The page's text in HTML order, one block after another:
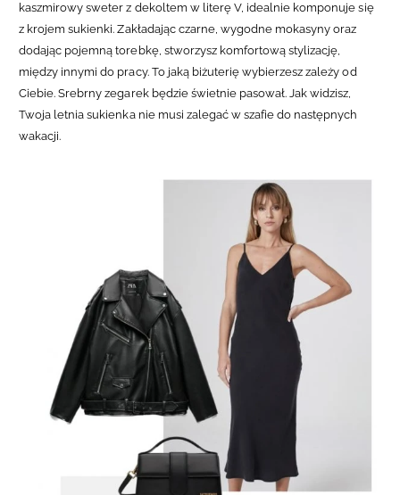
kaszmirowy sweter z dekoltem w literę V, idealnie komponuje się
z krojem sukienki. Zakładając czarne, wygodne mokasyny oraz
dodając pojemną torebkę, stworzysz komfortową stylizację,
między innymi do pracy. To jaką biżuterię wybierzesz zależy od
Ciebie. Srebrny zegarek będzie świetnie pasował. Jak widzisz,
Twoja letnia sukienka nie musi zalegać w szafie do następnych
wakacji.